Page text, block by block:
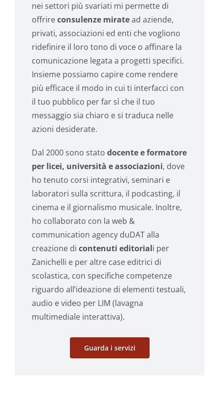
nei settori più svariati mi permette di
offrireconsulenze miratead aziende,
privati, associazioni ed enti che vogliono
ridefinire il loro tono di voce o affinare la
comunicazione legata a progetti specifici.
Insieme possiamo capire come rendere
più efficace il modo in cui ti interfacci con
il tuo pubblico per far sì che il tuo
messaggio sia chiaro e si traduca nelle
azioni desiderate.
Dal 2000 sono stato docente e formatore
per licei, università e associazioni, dove
ho tenuto corsi integrativi, seminari e
laboratori sulla scrittura, il podcasting, il
cinema e il giornalismo musicale. Inoltre,
ho collaborato con la web &
communication agency duDAT alla
creazione di contenuti editoriali per
Zanichelli e per altre case editrici di
scolastica, con specifiche competenze
riguardo all’ideazione di elementi testuali,
audio e video per LIM (lavagna
multimediale interattiva).
Guarda i servizi